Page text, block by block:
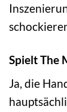
Spielt The
Ja, die